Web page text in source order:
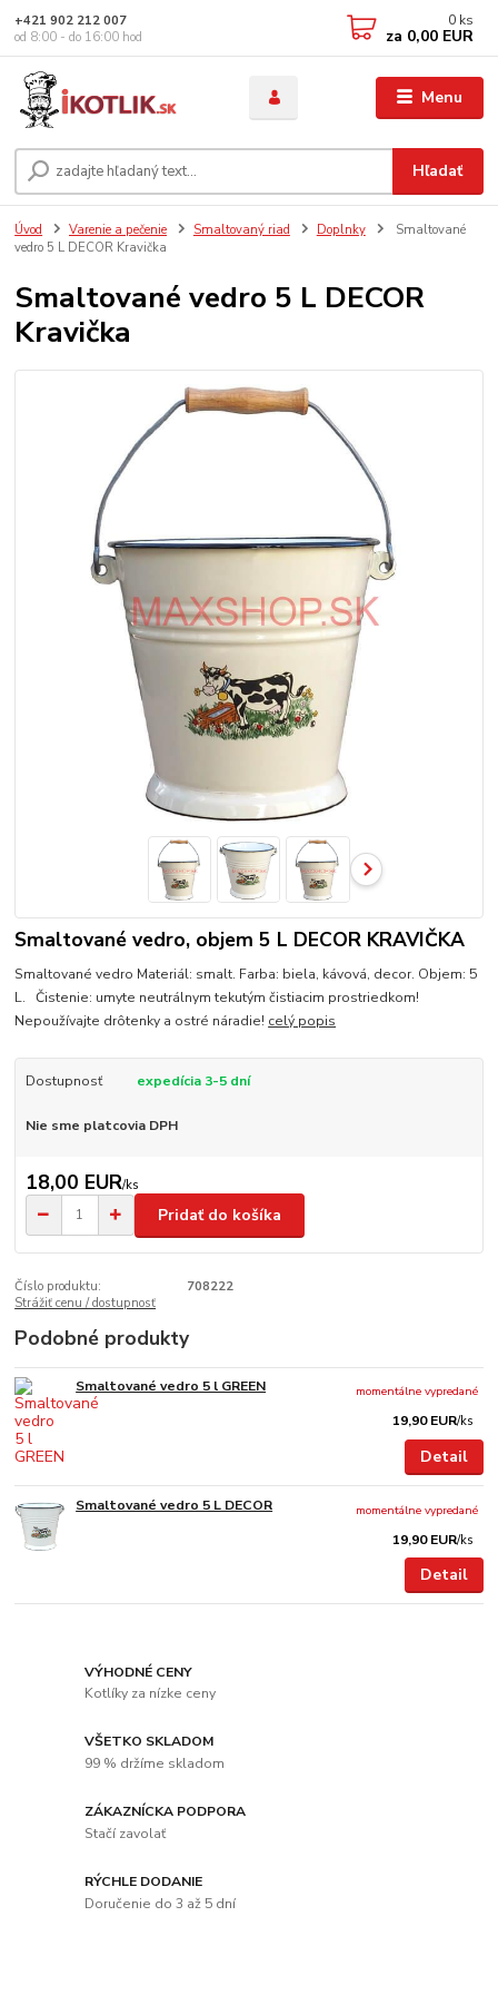
Menu
Hľadať
+421 902 212 007
od 8:00 - do 16:00 hod
0 ks
za 0,00 EUR
Úvod Varenie a pečenie Smaltovaný riad Doplnky
Smaltované
vedro 5 L DECOR Kravička
Smaltované vedro 5 L DECOR
Kravička
Smaltované vedro, objem 5 L DECOR KRAVIČKA
Smaltované vedro Materiál: smalt. Farba: biela, kávová, decor. Objem: 5
L. Čistenie: umyte neutrálnym tekutým čistiacim prostriedkom!
Nepoužívajte drôtenky a ostré náradie! celý popis
Dostupnosť expedícia 3-5 dní
Nie sme platcovia DPH
18,00 EUR/ks
Pridať do košíka
Číslo produktu:
708222
Strážiť cenu / dostupnosť
Podobné produkty
Smaltované vedro 5 l GREEN
19,90 EUR/ks
momentálne vypredané
Detail
Smaltované vedro 5 L DECOR
19,90 EUR/ks
momentálne vypredané
Detail
VÝHODNÉ CENY
Kotlíky za nízke ceny
VŠETKO SKLADOM
99 % držíme skladom
ZÁKAZNÍCKA PODPORA
Stačí zavolať
RÝCHLE DODANIE
Doručenie do 3 až 5 dní